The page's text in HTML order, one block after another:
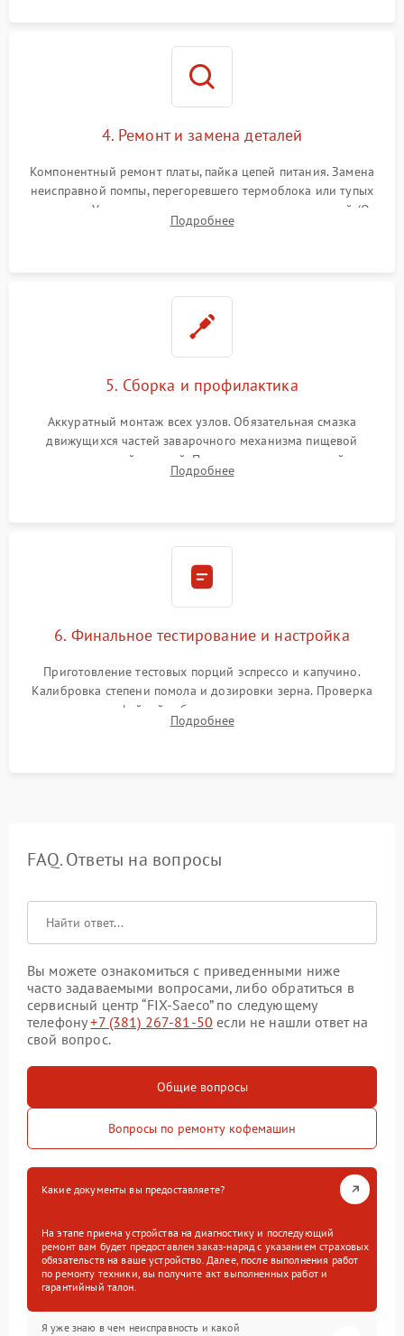
4. Ремонт и замена деталей
Компонентный ремонт платы, пайка цепей питания. Замена
неисправной помпы, перегоревшего термоблока или тупых
жерновов. Установка новых силиконовых уплотнителей (O-
ring) и тефлоновых трубок для надежного устранения
Подробнее
5. Сборка и профилактика
Аккуратный монтаж всех узлов. Обязательная смазка
движущихся частей заварочного механизма пищевой
силиконовой смазкой. Проведение программной
декальцинации и очистки системы от кофейных масел.
Подробнее
6. Финальное тестирование и настройка
Приготовление тестовых порций эспрессо и капучино.
Калибровка степени помола и дозировки зерна. Проверка
плотности кофейной таблетки, температуры напитка и
качества молочной пены. Контроль отсутствия посторонних
Подробнее
FAQ. Ответы на вопросы
Вы можете ознакомиться с приведенными ниже
часто задаваемыми вопросами, либо обратиться в
сервисный центр “FIX-Saeco” по следующему
телефону+7 (381) 267-81-50 если не нашли ответ на
свой вопрос.
Общие вопросы
Вопросы по ремонту кофемашин
Какие документы вы предоставляете?
На этапе приема устройства на диагностику и последующий
ремонт вам будет предоставлен заказ-наряд с указанием страховых
обязательств на ваше устройство. Далее, после выполнения работ
по ремонту техники, вы получите акт выполненных работ и
гарантийный талон.
Я уже знаю в чем неисправность и какой